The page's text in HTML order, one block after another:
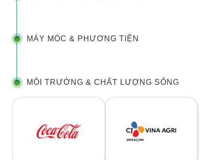
MÁY MÓC & PHƯƠNG TIỆN
MÔI TRƯỜNG & CHẤT LƯỢNG SỐNG